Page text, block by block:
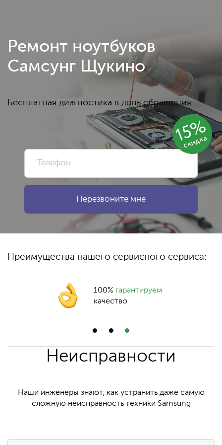
15%
скидка
Ремонт ноутбуков
Самсунг Щукино
Бесплатная диагностика в день обращения
Преимущества нашего сервисного сервиса:
100% гарантируем
качество
Неисправности
Наши инженеры знают, как устранить даже самую
сложную неисправность техники Samsung